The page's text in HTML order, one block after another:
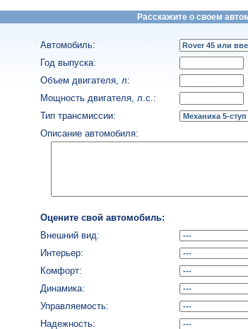
Расскажите о своем
Автомобиль:
Год выпуска:
Объем двигателя, л:
Мощность двигателя, л.с.:
Тип трансмиссии:
Описание автомобиля:
Оцените свой автомобиль:
Внешний вид:
Интерьер:
Комфорт:
Динамика:
Управляемость:
Надежность: